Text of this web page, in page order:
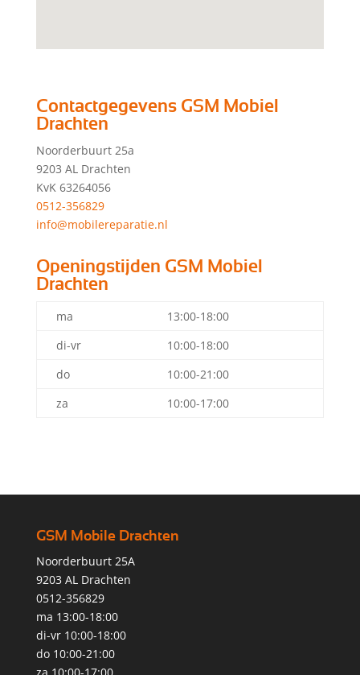
Contactgegevens GSM Mobiel
Drachten
Noorderbuurt 25a
9203 AL Drachten
KvK 63264056
0512-356829
info@mobilereparatie.nl
Openingstijden GSM Mobiel
Drachten
ma
13:00-18:00
di-vr
10:00-18:00
do
10:00-21:00
za
10:00-17:00
GSM Mobile Drachten
Noorderbuurt 25A
9203 AL Drachten
0512-356829
ma 13:00-18:00
di-vr 10:00-18:00
do 10:00-21:00
za 10:00-17:00